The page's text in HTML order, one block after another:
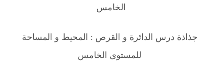
الخامس
جذاذة درس الدائرة و القرص : المحيط و المساحة
للمستوى الخامس